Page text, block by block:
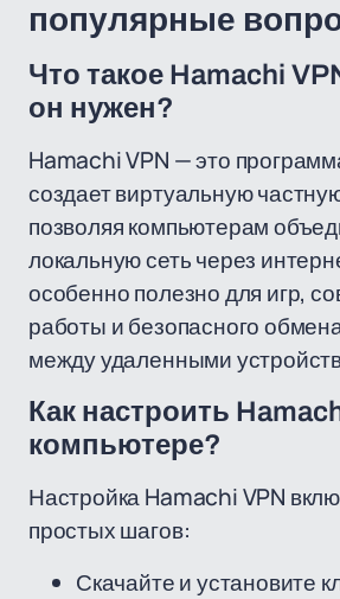
популярные
Что такое Hamachi
он нужен?
Hamachi VPN — это
создает виртуальную
позволяя компьютерам
локальную сеть через
особенно полезно для игр,
работы и безопасного
между удаленными
Как настроить
компьютере?
Настройка Hamachi VPN
простых шагов:
Скачайте и установите